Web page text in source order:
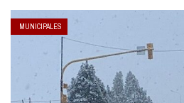
MUNICIPALES